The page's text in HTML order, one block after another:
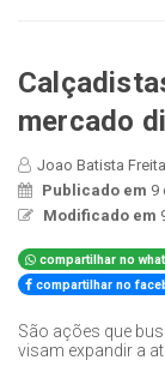
mercado
Joao Batista
Publicado em 9
Modificado em
compartilhar no
compartilhar no
São ações que
visam expandir a